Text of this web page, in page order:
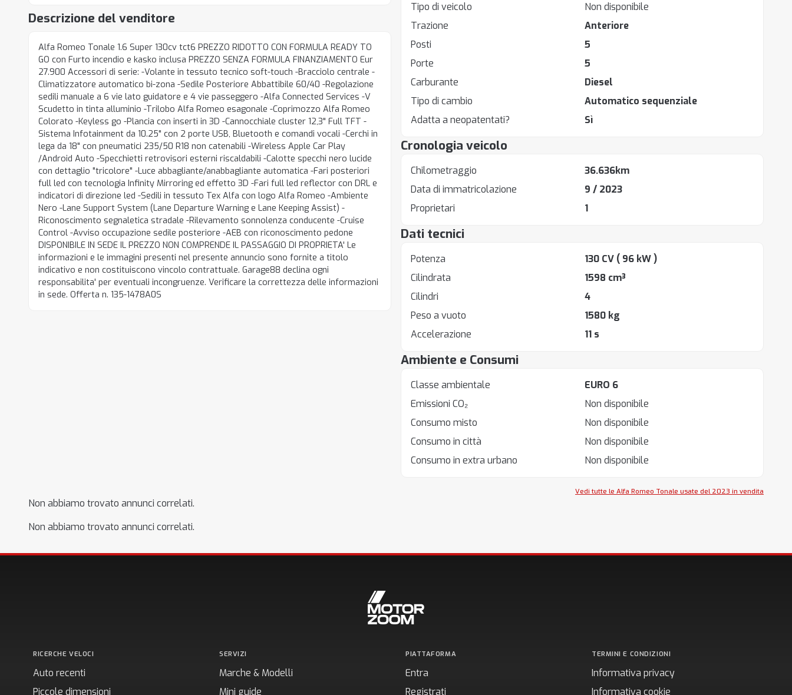
Descrizione del venditore
Alfa Romeo Tonale 1.6 Super 130cv tct6 PREZZO RIDOTTO CON FORMULA READY TO
GO con Furto incendio e kasko inclusa PREZZO SENZA FORMULA FINANZIAMENTO Eur
27.900 Accessori di serie: -Volante in tessuto tecnico soft-touch -Bracciolo centrale -
Climatizzatore automatico bi-zona -Sedile Posteriore Abbattibile 60/40 -Regolazione
sedili manuale a 6 vie lato guidatore e 4 vie passeggero -Alfa Connected Services -V
Scudetto in tinta alluminio -Trilobo Alfa Romeo esagonale -Coprimozzo Alfa Romeo
Colorato -Keyless go -Plancia con inserti in 3D -Cannocchiale cluster 12,3" Full TFT -
Sistema Infotainment da 10.25" con 2 porte USB, Bluetooth e comandi vocali -Cerchi in
lega da 18" con pneumatici 235/50 R18 non catenabili -Wireless Apple Car Play
/Android Auto -Specchietti retrovisori esterni riscaldabili -Calotte specchi nero lucide
con dettaglio "tricolore" -Luce abbagliante/anabbagliante automatica -Fari posteriori
full led con tecnologia Infinity Mirroring ed effetto 3D -Fari full led reflector con DRL e
indicatori di direzione led -Sedili in tessuto Tex Alfa con logo Alfa Romeo -Ambiente
Nero -Lane Support System (Lane Departure Warning e Lane Keeping Assist) -
Riconoscimento segnaletica stradale -Rilevamento sonnolenza conducente -Cruise
Control -Avviso occupazione sedile posteriore -AEB con riconoscimento pedone
DISPONIBILE IN SEDE IL PREZZO NON COMPRENDE IL PASSAGGIO DI PROPRIETA' Le
informazioni e le immagini presenti nel presente annuncio sono fornite a titolo
indicativo e non costituiscono vincolo contrattuale. Garage88 declina ogni
responsabilita' per eventuali incongruenze. Verificare la correttezza delle informazioni
in sede. Offerta n. 135-1478A0S
Tipo di veicolo
Non disponibile
Trazione
Anteriore
Posti
5
Porte
5
Carburante
Diesel
Tipo di cambio
Automatico sequenziale
Adatta a neopatentati?
Sì
Cronologia veicolo
Chilometraggio
36.636km
Data di immatricolazione
9 / 2023
Proprietari
1
Dati tecnici
Potenza 130 CV ( 96 kW )
Cilindrata
1598 cm³
Cilindri
4
Peso a vuoto
1580 kg
Accelerazione
11 s
Ambiente e Consumi
Classe ambientale
EURO 6
Emissioni CO₂
Non disponibile
Consumo misto
Non disponibile
Consumo in città
Non disponibile
Consumo in extra urbano
Non disponibile
Vedi tutte le Alfa Romeo Tonale usate del 2023 in vendita
Non abbiamo trovato annunci correlati.
Non abbiamo trovato annunci correlati.
RICERCHE VELOCI
Auto recenti
Piccole dimensioni
SERVIZI
Marche & Modelli
Mini guide
PIATTAFORMA
Entra
Registrati
TERMINI E CONDIZIONI
Informativa privacy
Informativa cookie